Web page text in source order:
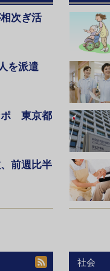
次ぎ活
を派遣
ポ 東京都
前週比半
社会